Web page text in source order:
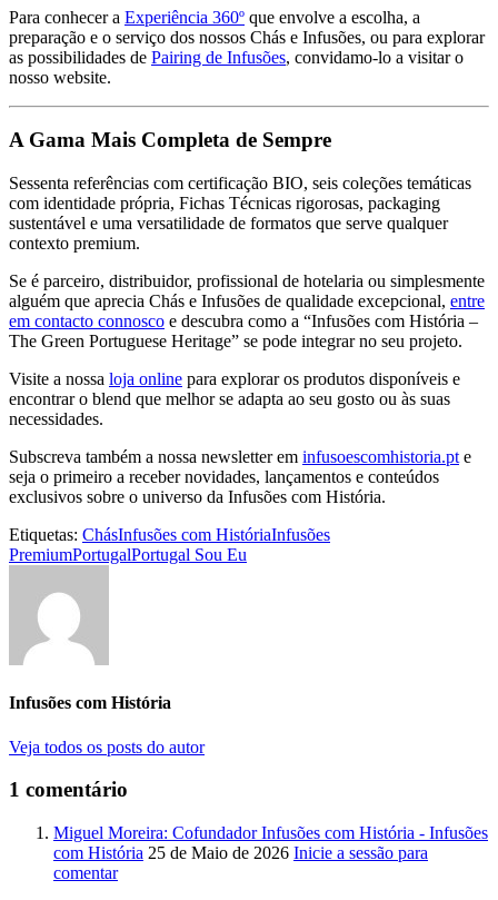
Para conhecer a Experiência 360º que envolve a escolha, a
preparação e o serviço dos nossos Chás e Infusões, ou para explorar
as possibilidades de Pairing de Infusões, convidamo-lo a visitar o
nosso website.
A Gama Mais Completa de Sempre
Sessenta referências com certificação BIO, seis coleções temáticas
com identidade própria, Fichas Técnicas rigorosas, packaging
sustentável e uma versatilidade de formatos que serve qualquer
contexto premium.
Se é parceiro, distribuidor, profissional de hotelaria ou simplesmente
alguém que aprecia Chás e Infusões de qualidade excepcional, entre
em contacto connosco e descubra como a “Infusões com História –
The Green Portuguese Heritage” se pode integrar no seu projeto.
Visite a nossa loja online para explorar os produtos disponíveis e
encontrar o blend que melhor se adapta ao seu gosto ou às suas
necessidades.
Subscreva também a nossa newsletter em infusoescomhistoria.pt e
seja o primeiro a receber novidades, lançamentos e conteúdos
exclusivos sobre o universo da Infusões com História.
Etiquetas: ChásInfusões com HistóriaInfusões
PremiumPortugalPortugal Sou Eu
Infusões com História
Veja todos os posts do autor
1 comentário
Miguel Moreira: Cofundador Infusões com História - Infusões
com História 25 de Maio de 2026 Inicie a sessão para
comentar